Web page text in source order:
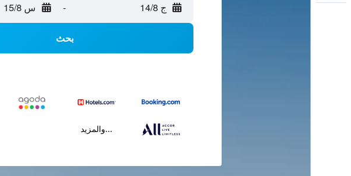
ج 14/8 - س 15/8
بحث
...والمزيد